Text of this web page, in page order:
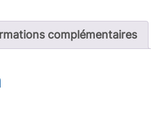
complémentaires